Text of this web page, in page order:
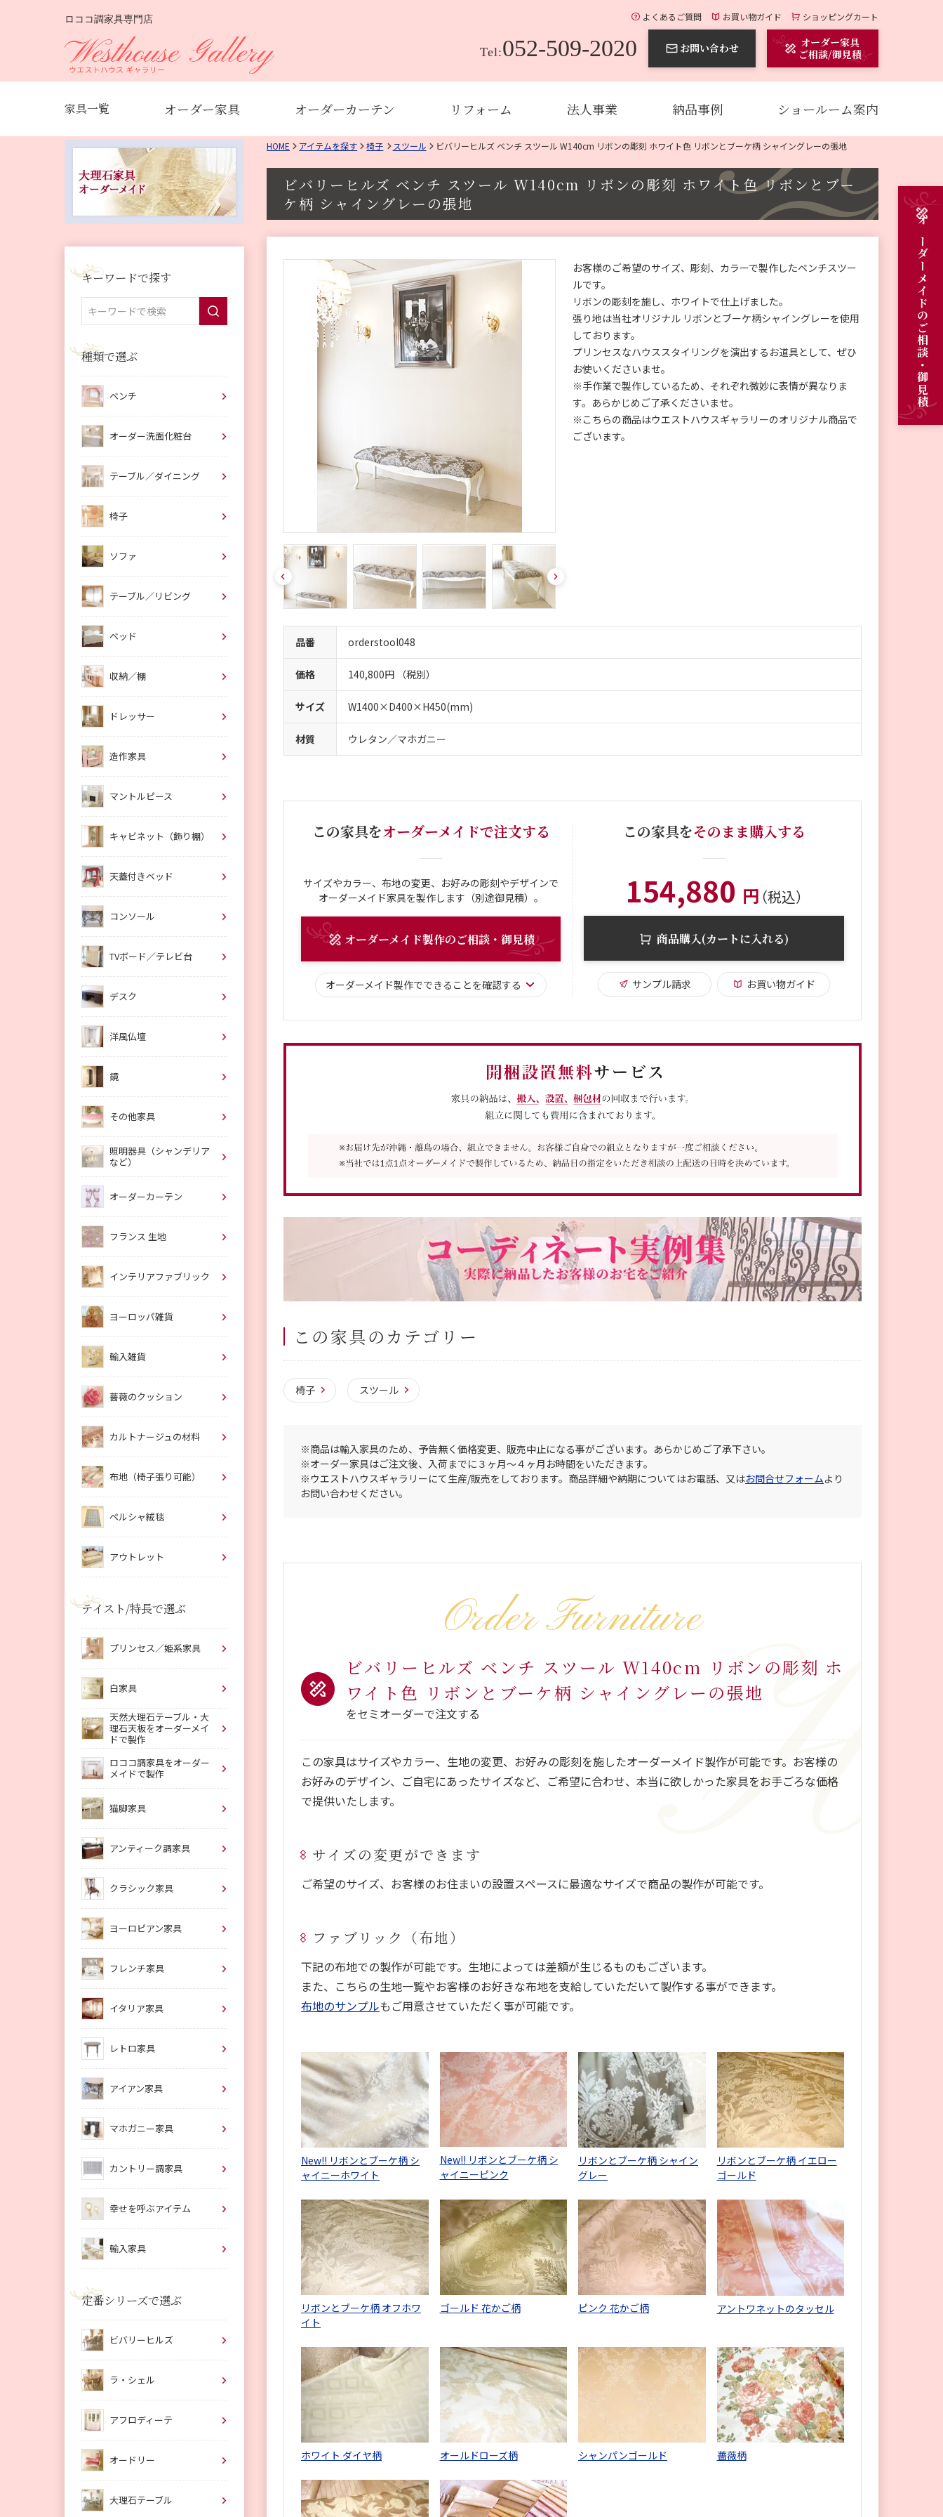
よくあるご質問 お買い物ガイド ショッピングカート
ロココ調家具専門店
Tel:052-509-2020 お問い合わせ
オーダー家具
ご相談/御見積
家具一覧 オーダー家具 オーダーカーテン リフォーム 法人事業 納品事例 ショールーム案内
オーダーメイドのご相談・御見積
HOME アイテムを探す 椅子 スツール ビバリーヒルズ ベンチ スツール W140cm リボンの彫刻 ホワイト色 リボンとブーケ柄 シャイングレーの張地
ビバリーヒルズ ベンチ スツール W140cm リボンの彫刻 ホワイト色 リボンとブー
ケ柄 シャイングレーの張地
pre
v
nex
t
お客様のご希望のサイズ、彫刻、カラーで製作したベンチスツー
ルです。
リボンの彫刻を施し、ホワイトで仕上げました。
張り地は当社オリジナル リボンとブーケ柄シャイングレーを使用
しております。
プリンセスなハウススタイリングを演出するお道具として、ぜひ
お使いくださいませ。
※手作業で製作しているため、それぞれ微妙に表情が異なりま
す。あらかじめご了承くださいませ。
※こちらの商品はウエストハウスギャラリーのオリジナル商品で
ございます。
品番 orderstool048
価格 140,800円 （税別）
サイズ W1400×D400×H450(mm)
材質 ウレタン／マホガニー
この家具をオーダーメイドで注文する
サイズやカラー、布地の変更、お好みの彫刻やデザインで
オーダーメイド家具を製作します（別途御見積）。
オーダーメイド製作のご相談・御見積
オーダーメイド製作でできることを確認する
この家具をそのまま購入する
154,880 円（税込）
商品購入(カートに入れる)
サンプル請求 お買い物ガイド
この家具のカテゴリー
椅子 スツール
※商品は輸入家具のため、予告無く価格変更、販売中止になる事がございます。あらかじめご了承下さい。
※オーダー家具はご注文後、入荷までに３ヶ月〜４ヶ月お時間をいただきます。
※ウエストハウスギャラリーにて生産/販売をしております。商品詳細や納期についてはお電話、又はお問合せフォームより
お問い合わせください。
Order Furniture
ビバリーヒルズ ベンチ スツール W140cm リボンの彫刻 ホ
ワイト色 リボンとブーケ柄 シャイングレーの張地
をセミオーダーで注文する
この家具はサイズやカラー、生地の変更、お好みの彫刻を施したオーダーメイド製作が可能です。お客様の
お好みのデザイン、ご自宅にあったサイズなど、ご希望に合わせ、本当に欲しかった家具をお手ごろな価格
で提供いたします。
サイズの変更ができます
ご希望のサイズ、お客様のお住まいの設置スペースに最適なサイズで商品の製作が可能です。
ファブリック（布地）
下記の布地での製作が可能です。生地によっては差額が生じるものもございます。
また、こちらの生地一覧やお客様のお好きな布地を支給していただいて製作する事ができます。
布地のサンプルもご用意させていただく事が可能です。
New!! リボンとブーケ柄 シ
ャイニーホワイト
New!! リボンとブーケ柄 シ
ャイニーピンク
リボンとブーケ柄 シャイン
グレー
リボンとブーケ柄 イエロー
ゴールド
リボンとブーケ柄 オフホワ
イト
ゴールド 花かご柄 ピンク 花かご柄 アントワネットのタッセル
ホワイト ダイヤ柄 オールドローズ柄 シャンパンゴールド 薔薇柄
キーワードで探す
種類で選ぶ
ベンチ
オーダー洗面化粧台
テーブル／ダイニング
椅子
ソファ
テーブル／リビング
ベッド
収納／棚
ドレッサー
造作家具
マントルピース
キャビネット（飾り棚）
天蓋付きベッド
コンソール
TVボード／テレビ台
デスク
洋風仏壇
鏡
その他家具
照明器具（シャンデリア
など）
オーダーカーテン
フランス 生地
インテリアファブリック
ヨーロッパ雑貨
輸入雑貨
薔薇のクッション
カルトナージュの材料
布地（椅子張り可能）
ペルシャ絨毯
アウトレット
テイスト/特長で選ぶ
プリンセス／姫系家具
白家具
天然大理石テーブル・大
理石天板をオーダーメイ
ドで製作
ロココ調家具をオーダー
メイドで製作
猫脚家具
アンティーク調家具
クラシック家具
ヨーロピアン家具
フレンチ家具
イタリア家具
レトロ家具
アイアン家具
マホガニー家具
カントリー調家具
幸せを呼ぶアイテム
輸入家具
定番シリーズで選ぶ
ビバリーヒルズ
ラ・シェル
アフロディーテ
オードリー
大理石テーブル